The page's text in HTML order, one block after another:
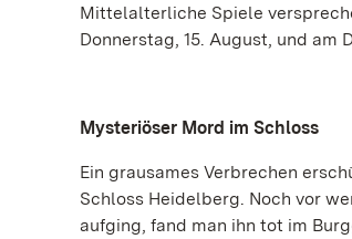
Mittelalterliche Spiele
Donnerstag, 15. August, und am
Mysteriöser Mord im Schloss
Ein grausames Verbrechen
Schloss Heidelberg. Noch vor
aufging, fand man ihn tot im